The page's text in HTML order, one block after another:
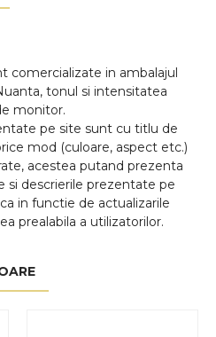
comercializate in ambalajul
tonul si intensitatea
monitor.
pe site sunt cu titlu de
mod (culoare, aspect etc.)
acestea putand prezenta
si descrierile prezentate pe
in functie de actualizarile
prealabila a utilizatorilor.